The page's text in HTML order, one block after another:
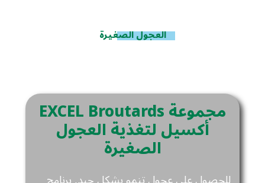
العجول الصغيرة
EXCEL Broutards مجموعة
أكسيل لتغذية العجول
الصغيرة